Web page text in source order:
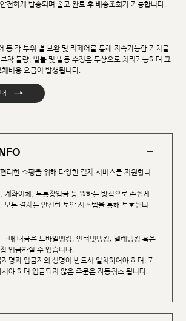
전하게 발송되며 출고 완료 후 배송조회가 가능합니다.
등 각 부위 별 보완 및 리페어를 통해 지속가능한 가치를
착 불량, 발볼 및 발등 수정은 무상으로 처리가능하며 그
비용 요금이 발생됩니다.
→
리한 쇼핑을 위해 다양한 결제 서비스를 지원합니
계좌이체, 무통장입금 등 원하는 방식으로 손쉽게
모든 결제는 안전한 보안 시스템을 통해 보호됩니
매 대금은 모바일뱅킹, 인터넷뱅킹, 텔레뱅킹 혹은
입금하실 수 있습니다.
명과 입금자의 성명이 반드시 일치하여야 하며, 7
야 하며 입금되지 않은 주문은 자동취소 됩니다.